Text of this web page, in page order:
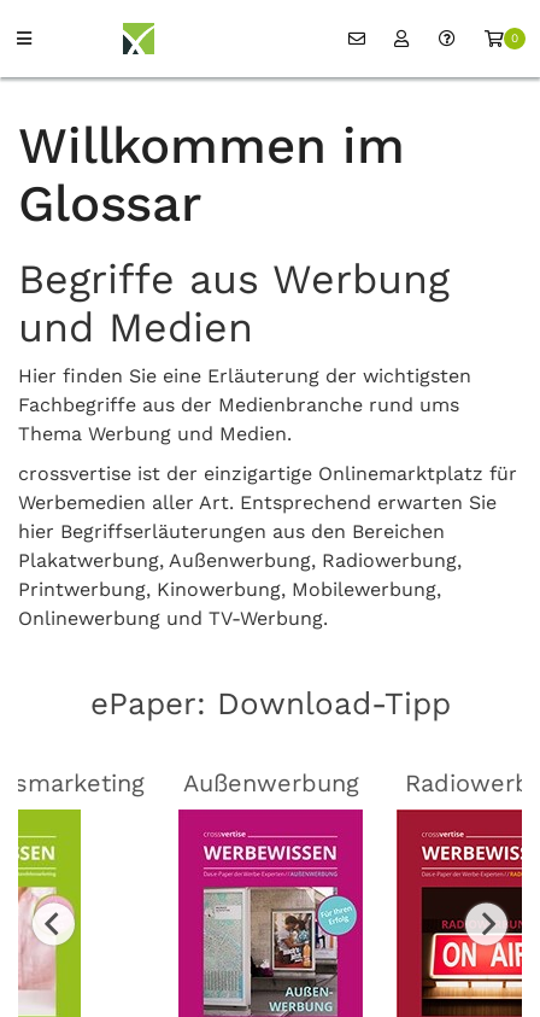
0
Willkommen im
Glossar
Begriffe aus Werbung
und Medien
Hier finden Sie eine Erläuterung der wichtigsten
Fachbegriffe aus der Medienbranche rund ums
Thema Werbung und Medien.
crossvertise ist der einzigartige Onlinemarktplatz für
Werbemedien aller Art. Entsprechend erwarten Sie
hier Begriffserläuterungen aus den Bereichen
Plakatwerbung, Außenwerbung, Radiowerbung,
Printwerbung, Kinowerbung, Mobilewerbung,
Onlinewerbung und TV-Werbung.
ePaper: Download-Tipp
Außenwerbung